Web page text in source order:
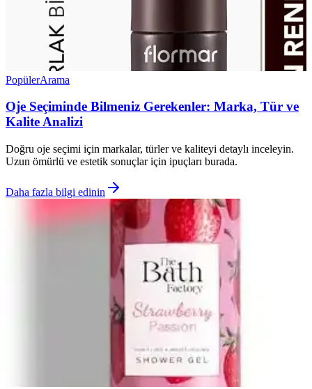
PopülerArama
Oje Seçiminde Bilmeniz Gerekenler: Marka, Tür ve
Kalite Analizi
Doğru oje seçimi için markalar, türler ve kaliteyi detaylı inceleyin.
Uzun ömürlü ve estetik sonuçlar için ipuçları burada.
Daha fazla bilgi edinin